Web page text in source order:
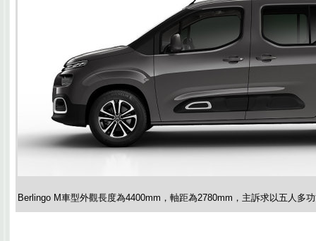
Berlingo M車型外觀長度為4400mm，軸距為2780mm，主訴求以五人多